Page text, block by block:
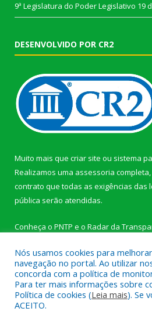
9ª Legislatura do Poder Legislativo 19
DESENVOLVIDO POR CR2
Muito mais que criar site ou sistema
Realizamos uma assessoria
contrato que todas as exigências das
pública serão atendidas.
Conheça o PNTP e o Radar da
Todos os direitos reservados a
Progresso.
Nós usamos cookies para
navegação no portal. Ao utilizar
concorda com a política de
Para ter mais informações sobre
Política de cookies (Leia mais). Se
ACEITO.